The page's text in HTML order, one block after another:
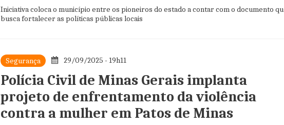
Iniciativa coloca o município entre os pioneiros do estado a contar com o documento
busca fortalecer as políticas públicas locais
Segurança 29/09/2025 - 19h11
Polícia Civil de Minas Gerais implanta
projeto de enfrentamento da violência
contra a mulher em Patos de Minas